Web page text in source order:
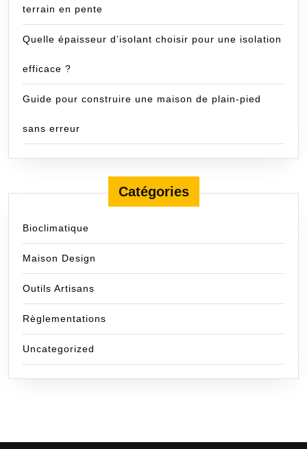
terrain en pente
Quelle épaisseur d’isolant choisir pour une isolation
efficace ?
Guide pour construire une maison de plain-pied
sans erreur
Catégories
Bioclimatique
Maison Design
Outils Artisans
Règlementations
Uncategorized